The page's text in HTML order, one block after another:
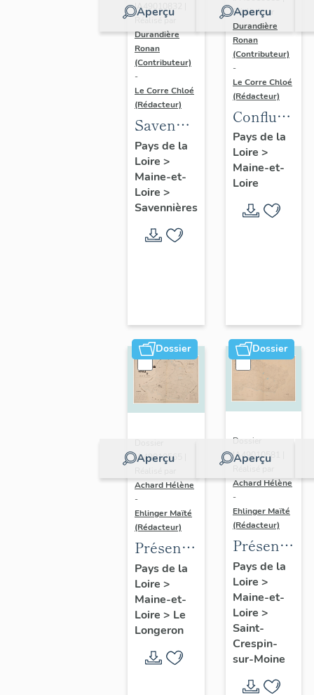
Aperçu
IA49010832 |
Réalisé par
Durandière
Ronan
(Contributeur)
-
Le Corre Chloé
(Rédacteur)
Savennières
:
présentation
de la
commune
Pays de la
Loire >
Maine-et-
Loire >
Savennières
Aperçu
Réalisé par
Durandière
Ronan
(Contributeur)
-
Le Corre Chloé
(Rédacteur)
Confluence
Maine-
Loire :
d'étude
Pays de la
Loire >
Maine-et-
Loire
Dossier
Aperçu
IA49010565 |
Achard Hélène
-
Ehlinger Maïté
(Rédacteur)
Présentation
du
patrimoine
industriel
de la
commune
du
Pays de la
Loire >
Maine-et-
Loire > Le
Longeron
Dossier
Aperçu
Dossier
IA49010581 |
Achard Hélène
-
Ehlinger Maïté
(Rédacteur)
du
patrimoine
industriel
de la
commune
de Saint-
Crespin-
Pays de la
Loire >
Maine-et-
Loire >
Saint-
Crespin-
sur-Moine